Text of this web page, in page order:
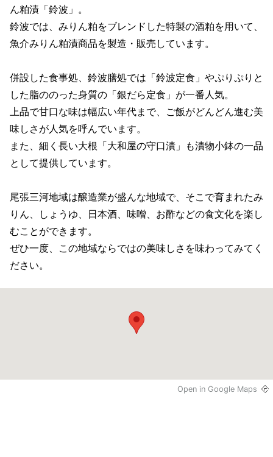
ん粕漬「鈴波」。
鈴波では、みりん粕をブレンドした特製の酒粕を用いて、
魚介みりん粕漬商品を製造・販売しています。
併設した食事処、鈴波膳処では「鈴波定食」やぷりぷりと
した脂ののった身質の「銀だら定食」が一番人気。
上品で甘口な味は幅広い年代まで、ご飯がどんどん進む美
味しさが人気を呼んでいます。
また、細く長い大根「大和屋の守口漬」も漬物小鉢の一品
として提供しています。
尾張三河地域は醸造業が盛んな地域で、そこで育まれたみ
りん、しょうゆ、日本酒、味噌、お酢などの食文化を楽し
むことができます。
ぜひ一度、この地域ならではの美味しさを味わってみてく
ださい。
Open in Google Maps